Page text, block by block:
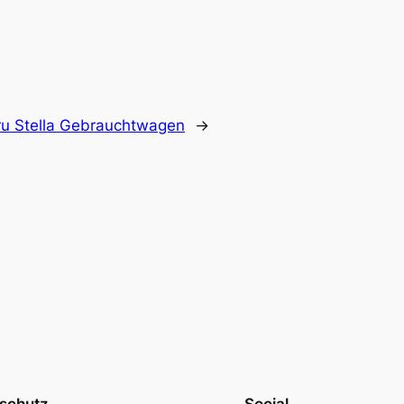
Stella Gebrauchtwagen →